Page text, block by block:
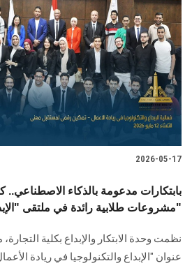
2026-05-17
بابتكارات مدعومة بالذكاء الاصطناعي..
مشروعات طلابية رائدة في ملتقى "الإبداع والتكنولوجيا"
نظمت وحدة الابتكار والإبداع بكلية
عنوان "الإبداع والتكنولوجيا في ريادة